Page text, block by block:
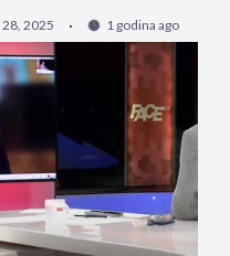
2025 1 godina ago